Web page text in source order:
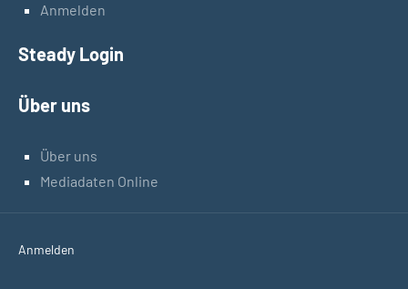
Anmelden
Steady Login
Über uns
Über uns
Mediadaten Online
Anmelden